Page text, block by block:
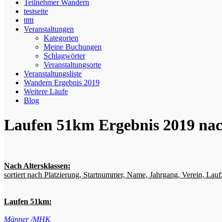
Teilnehmer Wandern
testseite
ttttt
Veranstaltungen
Kategorien
Meine Buchungen
Schlagwörter
Veranstaltungsorte
Veranstaltungsliste
Wandern Ergebnis 2019
Weitere Läufe
Blog
Laufen 51km Ergebnis 2019
Nach Altersklassen:
sortiert nach Platzierung, Startnummer, Name, Jahrgang, Verein,
Laufen 51km:
Männer /MHK